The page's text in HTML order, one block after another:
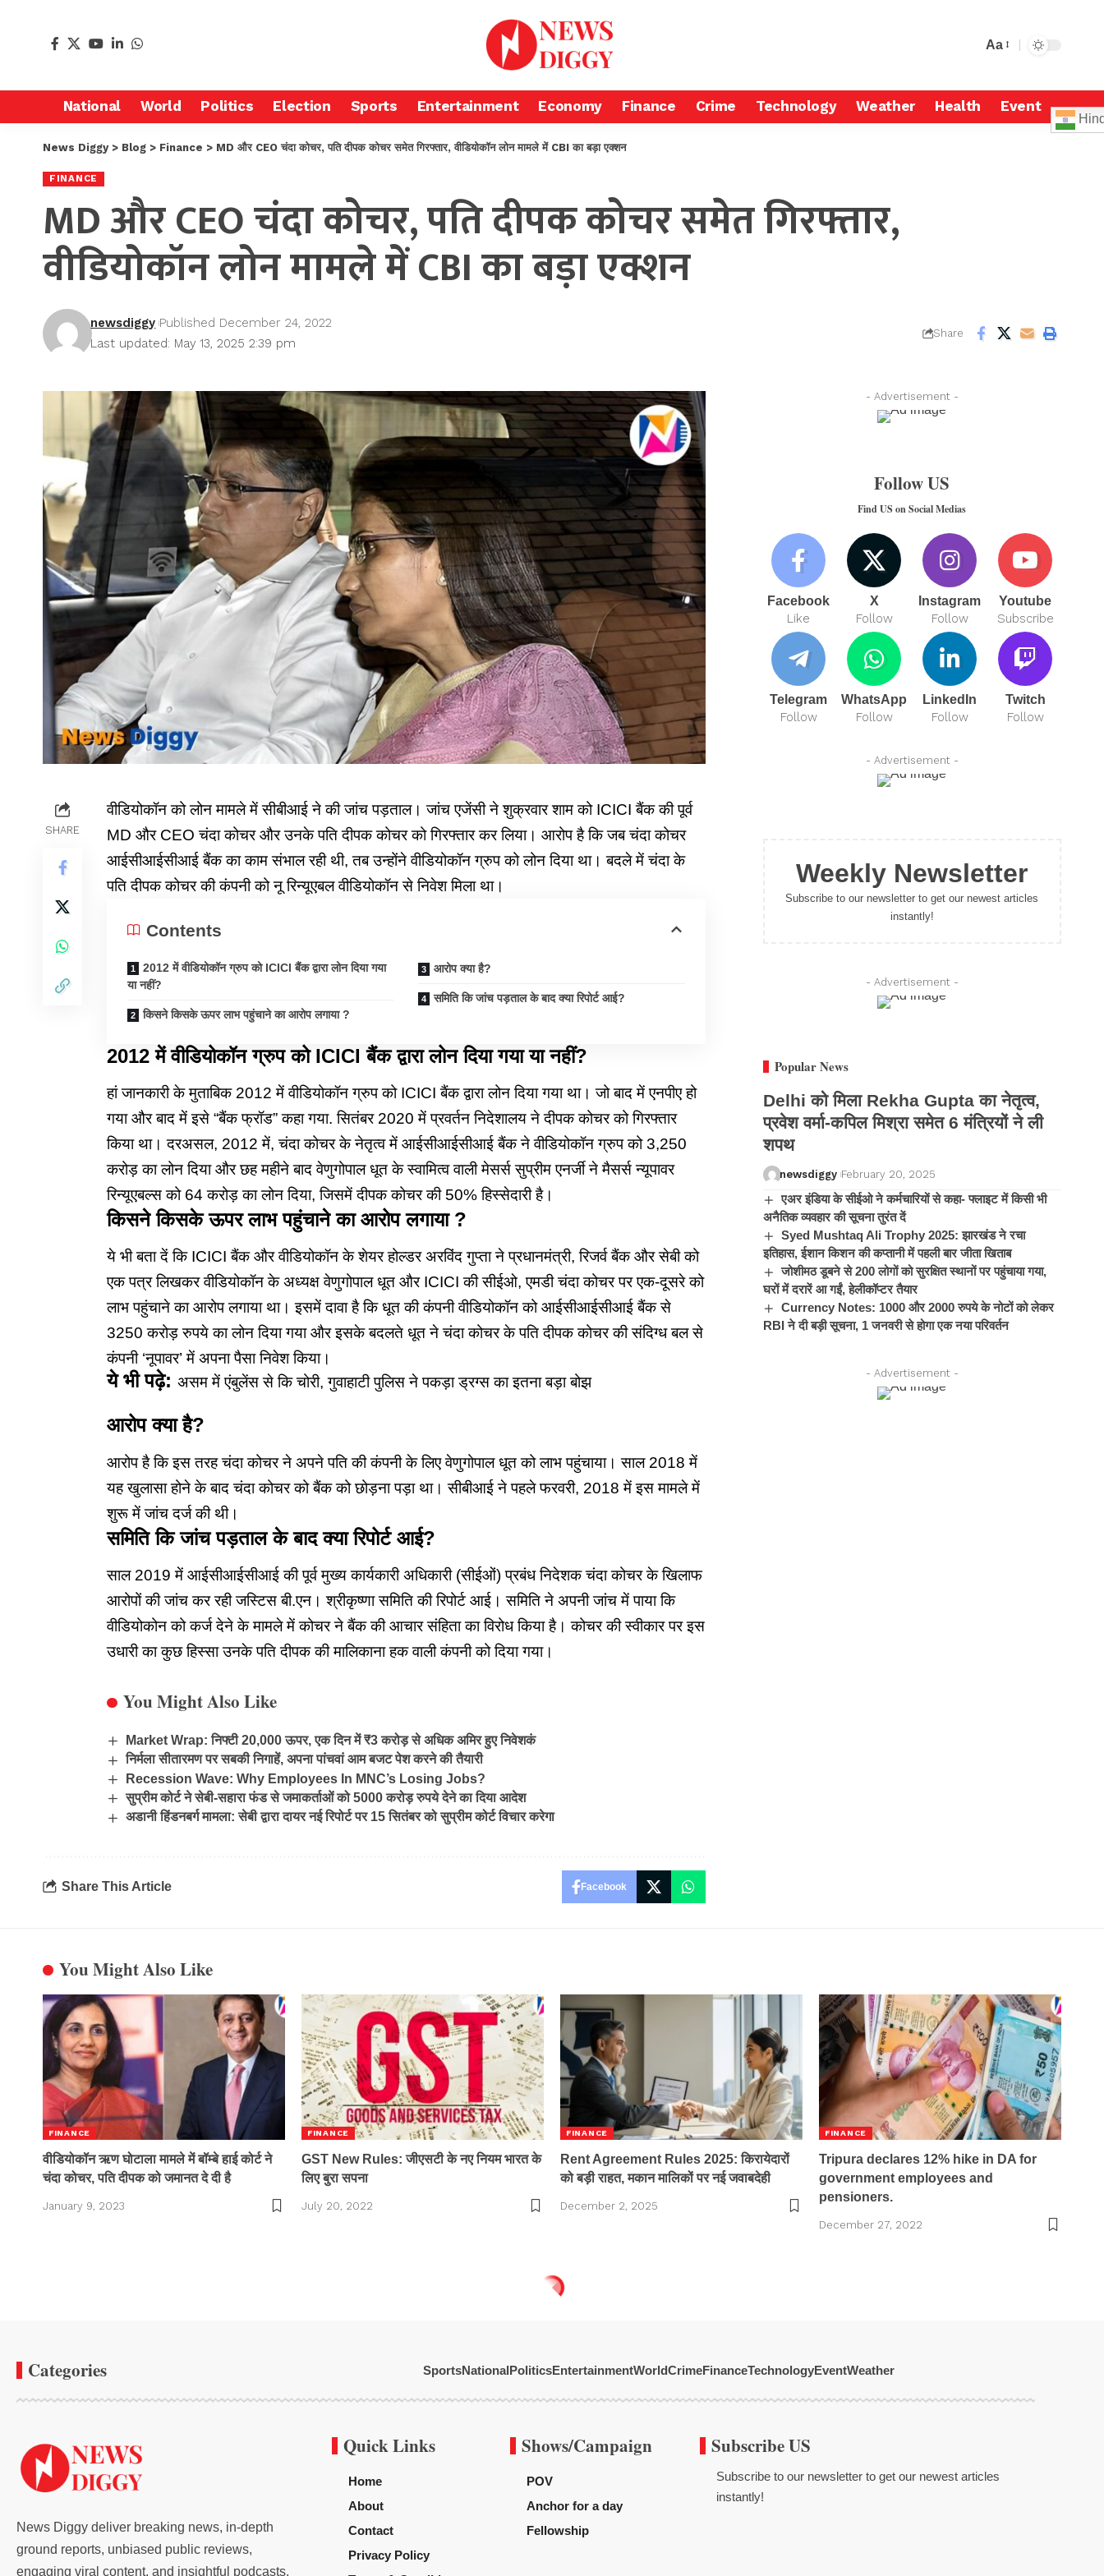
Aa
National World Politics Election Sports Entertainment Economy Finance Crime Technology Weather Health Event
News Diggy> Blog > Finance > MD और CEO चंदा कोचर, पति दीपक कोचर समेत गिरफ्तार, वीडियोकॉन लोन मामले में CBI का बड़ा एक्शन
FINANCE
MD और CEO चंदा कोचर, पति दीपक कोचर समेत गिरफ्तार,
वीडियोकॉन लोन मामले में CBI का बड़ा एक्शन
Last updated: May 13, 2025 2:39 pm
newsdiggy Published December 24, 2022
Share
SHARE
वीडियोकॉन को लोन मामले में सीबीआई ने की जांच पड़ताल। जांच एजेंसी ने शुक्रवार शाम को ICICI बैंक की पूर्व
MD और CEO चंदा कोचर और उनके पति दीपक कोचर को गिरफ्तार कर लिया। आरोप है कि जब चंदा कोचर
आईसीआईसीआई बैंक का काम संभाल रही थी, तब उन्होंने वीडियोकॉन ग्रुप को लोन दिया था। बदले में चंदा के
पति दीपक कोचर की कंपनी को नू रिन्यूएबल वीडियोकॉन से निवेश मिला था।
Contents
2012 में वीडियोकॉन ग्रुप को ICICI बैंक द्वारा लोन दिया गया
या नहीं?
किसने किसके ऊपर लाभ पहुंचाने का आरोप लगाया ?
आरोप क्या है?
समिति कि जांच पड़ताल के बाद क्या रिपोर्ट आई?
2012 में वीडियोकॉन ग्रुप को ICICI बैंक द्वारा लोन दिया गया या नहीं?
हां जानकारी के मुताबिक 2012 में वीडियोकॉन ग्रुप को ICICI बैंक द्वारा लोन दिया गया था। जो बाद में एनपीए हो
गया और बाद में इसे “बैंक फ्रॉड” कहा गया. सितंबर 2020 में प्रवर्तन निदेशालय ने दीपक कोचर को गिरफ्तार
किया था। दरअसल, 2012 में, चंदा कोचर के नेतृत्व में आईसीआईसीआई बैंक ने वीडियोकॉन ग्रुप को 3,250
करोड़ का लोन दिया और छह महीने बाद वेणुगोपाल धूत के स्वामित्व वाली मेसर्स सुप्रीम एनर्जी ने मैसर्स न्यूपावर
रिन्यूएबल्स को 64 करोड़ का लोन दिया, जिसमें दीपक कोचर की 50% हिस्सेदारी है।
किसने किसके ऊपर लाभ पहुंचाने का आरोप लगाया ?
ये भी बता दें कि ICICI बैंक और वीडियोकॉन के शेयर होल्डर अरविंद गुप्ता ने प्रधानमंत्री, रिजर्व बैंक और सेबी को
एक पत्र लिखकर वीडियोकॉन के अध्यक्ष वेणुगोपाल धूत और ICICI की सीईओ,एमडी चंदा कोचरपर एक-दूसरे को
लाभ पहुंचाने का आरोप लगाया था। इसमें दावा है कि धूत की कंपनी वीडियोकॉन को आईसीआईसीआई बैंक से
3250 करोड़ रुपये का लोन दिया गया और इसके बदलते धूत ने चंदा कोचर के पति दीपक कोचर की संदिग्ध बल से
कंपनी ‘नूपावर’ में अपना पैसा निवेश किया।
ये भी पढ़े: असम में एंबुलेंस से कि चोरी, गुवाहाटी पुलिस ने पकड़ा ड्रग्स का इतना बड़ा बोझ
आरोप क्या है?
आरोप है कि इस तरह चंदा कोचर ने अपने पति की कंपनी के लिए वेणुगोपाल धूत को लाभ पहुंचाया। साल 2018 में
यह खुलासा होने के बाद चंदा कोचर को बैंक को छोड़ना पड़ा था। सीबीआई ने पहले फरवरी, 2018 में इस मामले में
शुरू में जांच दर्ज की थी।
समिति कि जांच पड़ताल के बाद क्या रिपोर्ट आई?
साल 2019 में आईसीआईसीआई की पूर्व मुख्य कार्यकारी अधिकारी (सीईओं) प्रबंध निदेशक चंदा कोचर के खिलाफ
आरोपों की जांच कर रही जस्टिस बी.एन। श्रीकृष्णा समिति की रिपोर्ट आई। समिति ने अपनी जांच में पाया कि
वीडियोकोन को कर्ज देने के मामले में कोचर ने बैंक की आचार संहिता का विरोध किया है। कोचर की स्वीकार पर इस
उधारी का कुछ हिस्सा उनके पति दीपक की मालिकाना हक वाली कंपनी को दिया गया।
You Might Also Like
Market Wrap: निफ्टी 20,000 ऊपर, एक दिन में ₹3 करोड़ से अधिक अमिर हुए निवेशकं
निर्मला सीतारमण पर सबकी निगाहें, अपना पांचवां आम बजट पेश करने की तैयारी
Recession Wave: Why Employees In MNC’s Losing Jobs?
सुप्रीम कोर्ट ने सेबी-सहारा फंड से जमाकर्ताओं को 5000 करोड़ रुपये देने का दिया आदेश
अडानी हिंडनबर्ग मामला: सेबी द्वारा दायर नई रिपोर्ट पर 15 सितंबर को सुप्रीम कोर्ट विचार करेगा
Share This Article Facebook
- Advertisement -
Follow US
Find US on Social Medias
Facebook
Like
X
Follow
Instagram
Follow
Youtube
Subscribe
Telegram
Follow
WhatsApp
Follow
LinkedIn
Follow
Twitch
Follow
- Advertisement -
Weekly Newsletter
Subscribe to our newsletter to get our newest articles
instantly!
- Advertisement -
Popular News
Delhi को मिला Rekha Gupta का नेतृत्व,
प्रवेश वर्मा-कपिल मिश्रा समेत 6 मंत्रियों ने ली
शपथ
newsdiggy February 20, 2025
एअर इंडिया के सीईओ ने कर्मचारियों से कहा- फ्लाइट में किसी भी
अनैतिक व्यवहार की सूचना तुरंत दें
Syed Mushtaq Ali Trophy 2025: झारखंड ने रचा
इतिहास, ईशान किशन की कप्तानी में पहली बार जीता खिताब
जोशीमठ डूबने से 200 लोगों को सुरक्षित स्थानों पर पहुंचाया गया,
घरों में दरारें आ गईं, हेलीकॉप्टर तैयार
Currency Notes: 1000 और 2000 रुपये के नोटों को लेकर
RBI ने दी बड़ी सूचना, 1 जनवरी से होगा एक नया परिवर्तन
- Advertisement -
You Might Also Like
FINANCE
वीडियोकॉन ऋण घोटाला मामले में बॉम्बे हाई कोर्ट ने
चंदा कोचर, पति दीपक को जमानत दे दी है
January 9, 2023
FINANCE
GST New Rules: जीएसटी के नए नियम भारत के
लिए बुरा सपना
July 20, 2022
FINANCE
Rent Agreement Rules 2025: किरायेदारों
को बड़ी राहत, मकान मालिकों पर नई जवाबदेही
December 2, 2025
FINANCE
Tripura declares 12% hike in DA for
government employees and
pensioners.
December 27, 2022
Categories SportsNationalPoliticsEntertainmentWorldCrimeFinanceTechnologyEventWeather
News Diggy deliver breaking news, in-depth
ground reports, unbiased public reviews,
engaging viral content, and insightful podcasts.
Quick Links
Home
About
Contact
Privacy Policy
Shows/Campaign
POV
Anchor for a day
Fellowship
Subscribe US
Subscribe to our newsletter to get our newest articles
instantly!